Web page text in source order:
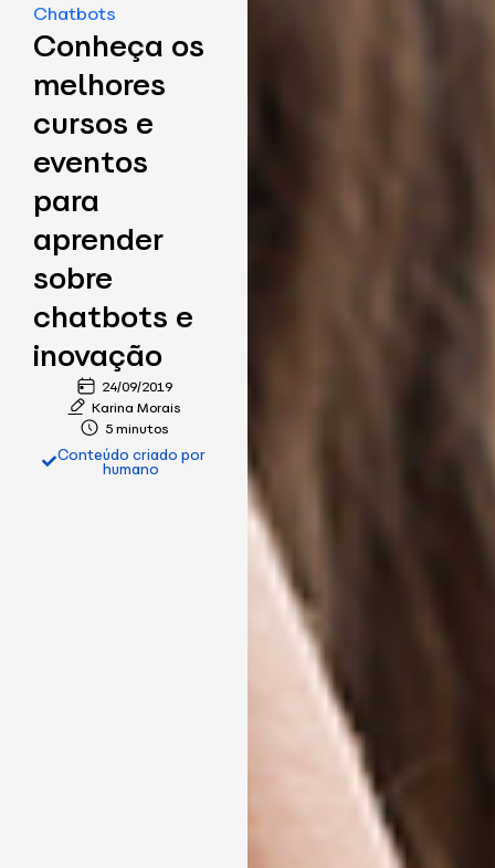
Chatbots
Conheça os
melhores
cursos e
eventos
para
aprender
sobre
chatbots e
inovação
24/09/2019
Karina Morais
5 minutos
Conteúdo criado por
humano